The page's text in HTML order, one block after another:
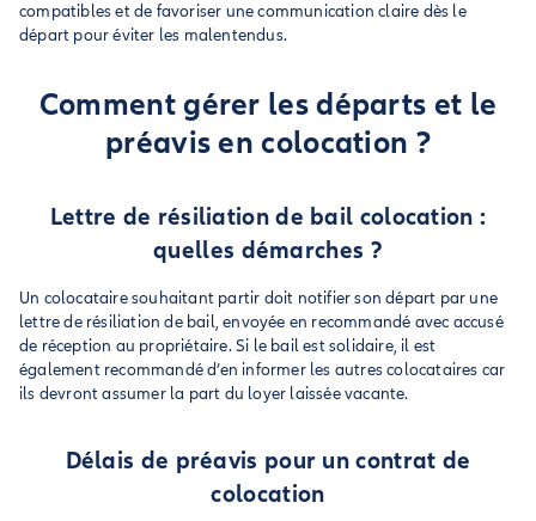
compatibles et de favoriser une communication claire dès le
départ pour éviter les malentendus.
Comment gérer les départs et le
préavis en colocation ?
Lettre de résiliation de bail colocation :
quelles démarches ?
Un colocataire souhaitant partir doit notifier son départ par une
lettre de résiliation de bail, envoyée en recommandé avec accusé
de réception au propriétaire. Si le bail est solidaire, il est
également recommandé d’en informer les autres colocataires car
ils devront assumer la part du loyer laissée vacante.
Délais de préavis pour un contrat de
colocation